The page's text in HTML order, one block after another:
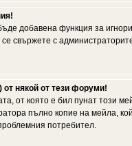
добавена функция за
свържете с
някой от тези форуми!
от която е бил пунат този
пълно копие на мейла,
потребител.